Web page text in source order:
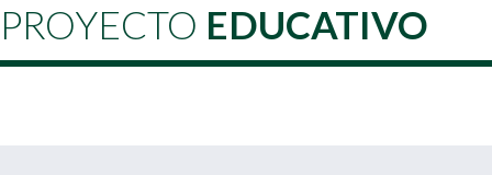
PROYECTO EDUCATIVO